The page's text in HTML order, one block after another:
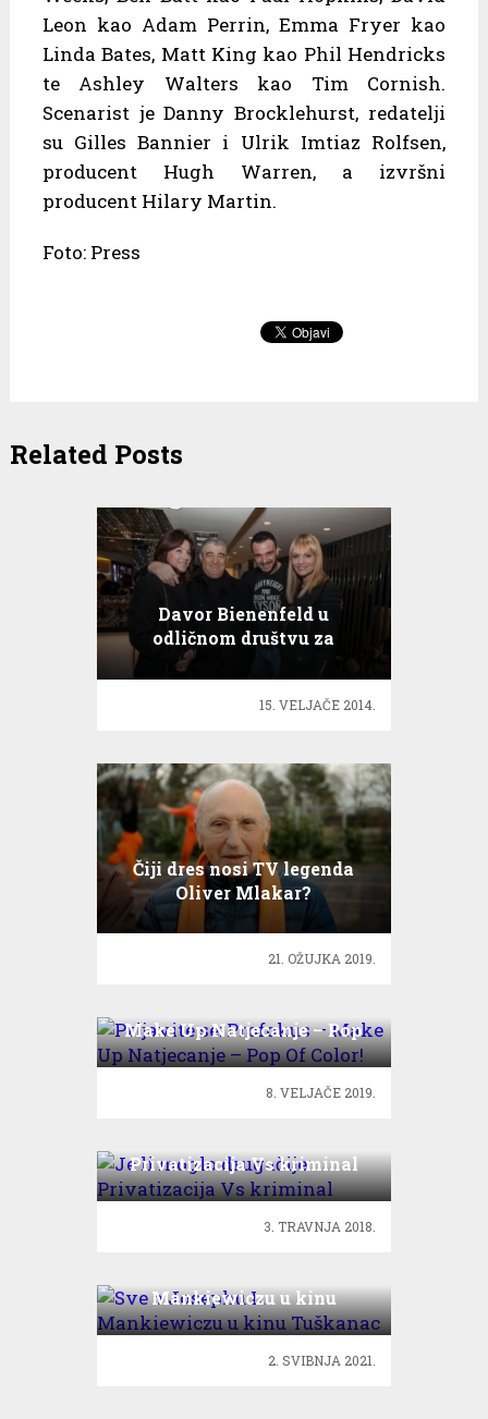
Leon kao Adam Perrin, Emma Fryer kao
Linda Bates, Matt King kao Phil Hendricks
te Ashley Walters kao Tim Cornish.
Scenarist je Danny Brocklehurst, redatelji
su Gilles Bannier i Ulrik Imtiaz Rolfsen,
producent Hugh Warren, a izvršni
producent Hilary Martin.
Foto: Press
Related Posts
Davor Bienenfeld u
odličnom društvu za
Valentinovo!
15. VELJAČE 2014.
Čiji dres nosi TV legenda
Oliver Mlakar?
21. OŽUJKA 2019.
Make Up Natjecanje – Pop
Of Color!
8. VELJAČE 2019.
Privatizacija Vs kriminal
3. TRAVNJA 2018.
Mankiewiczu u kinu
Tuškanac
2. SVIBNJA 2021.